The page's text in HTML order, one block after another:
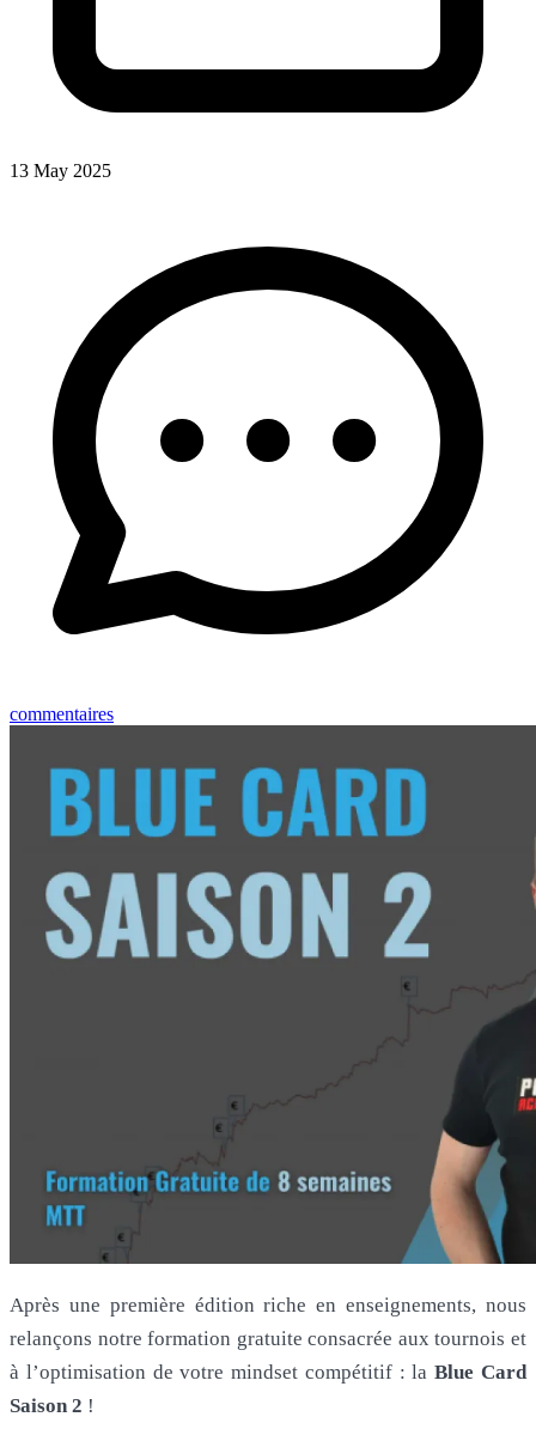
13 May 2025
commentaires
Après une première édition riche en enseignements, nous
relançons notre formation gratuite consacrée aux tournois et
à l’optimisation de votre mindset compétitif : laBlue Card
Saison 2 !